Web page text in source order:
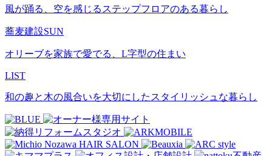
風が踊る、空を感じるステップフロアのある暮らし
蕎麦建設SUN
オリーブを家族で愛でる、L字型の住まい
LIST
和の趣と木の風合いを大切にしたスタイリッシュな暮らし